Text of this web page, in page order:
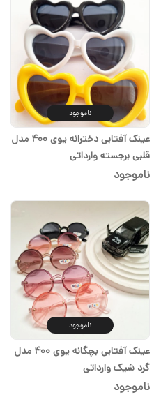
ناموجود
عینک آفتابی دخترانه یوی ۴۰۰ مدل
قلبی برجسته وارداتی
ناموجود
ناموجود
عینک آفتابی بچگانه یوی ۴۰۰ مدل
گرد شیک وارداتی
ناموجود